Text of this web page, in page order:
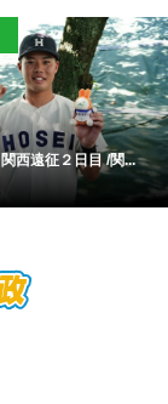
水泳
【水泳】女子４